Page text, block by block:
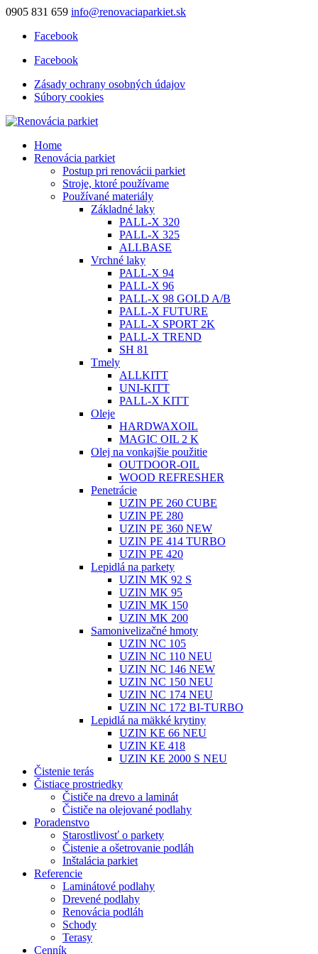
0905 831 659 info@renovaciaparkiet.sk
Facebook
Facebook
Zásady ochrany osobných údajov
Súbory cookies
Home
Renovácia parkiet
Postup pri renovácii parkiet
Stroje, ktoré používame
Používané materiály
Základné laky
PALL-X 320
PALL-X 325
ALLBASE
Vrchné laky
PALL-X 94
PALL-X 96
PALL-X 98 GOLD A/B
PALL-X FUTURE
PALL-X SPORT 2K
PALL-X TREND
SH 81
Tmely
ALLKITT
UNI-KITT
PALL-X KITT
Oleje
HARDWAXOIL
MAGIC OIL 2 K
Olej na vonkajšie použitie
OUTDOOR-OIL
WOOD REFRESHER
Penetrácie
UZIN PE 260 CUBE
UZIN PE 280
UZIN PE 360 NEW
UZIN PE 414 TURBO
UZIN PE 420
Lepidlá na parkety
UZIN MK 92 S
UZIN MK 95
UZIN MK 150
UZIN MK 200
Samonivelizačné hmoty
UZIN NC 105
UZIN NC 110 NEU
UZIN NC 146 NEW
UZIN NC 150 NEU
UZIN NC 174 NEU
UZIN NC 172 BI-TURBO
Lepidlá na mäkké krytiny
UZIN KE 66 NEU
UZIN KE 418
UZIN KE 2000 S NEU
Čistenie terás
Čistiace prostriedky
Čističe na drevo a laminát
Čističe na olejované podlahy
Poradenstvo
Starostlivosť o parkety
Čistenie a ošetrovanie podláh
Inštalácia parkiet
Referencie
Laminátové podlahy
Drevené podlahy
Renovácia podláh
Schody
Terasy
Cenník